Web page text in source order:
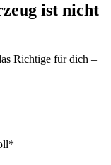
ist nicht
Richtige für dich –